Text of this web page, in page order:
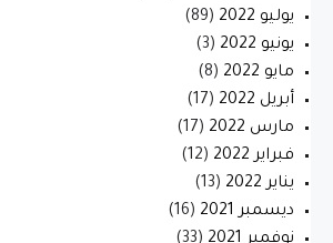
يوليو 2022
(89)
يونيو 2022
(3)
مايو 2022
(8)
أبريل 2022
(17)
مارس 2022
(17)
فبراير 2022
(12)
يناير 2022
(13)
ديسمبر 2021
(16)
نوفمبر 2021
(33)